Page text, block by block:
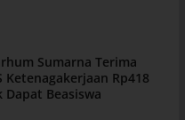
Sumarna Terima
Ketenagakerjaan Rp418
Dapat Beasiswa